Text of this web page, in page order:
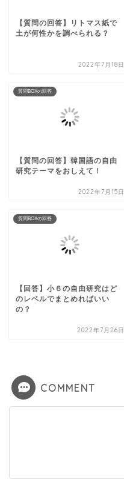
【質問の回答】リトマス紙で
土が何性かを調べられる？
2022年7月18日
質問BOXの回答
【質問の回答】韓国語の自由
研究テーマをおしえて！
2022年7月15日
質問BOXの回答
【回答】小６の自由研究はど
のレベルでまとめればいい
の？
2022年7月26日
COMMENT